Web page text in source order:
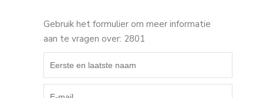
Gebruik het formulier om meer informatie
aan te vragen over: 2801